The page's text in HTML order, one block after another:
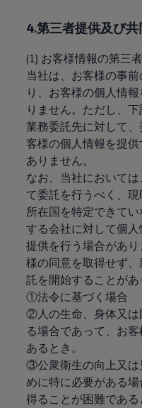
認定中古車
延長保証
9つの約束
スマート買取
キャンペーン/
フォルクスワーゲン
企業情報
会社概要
会社概要
正規ディ
倫理・リ
プレスリリース
2025
2024
2023
2022
2021
2020
2019
2018
2017
2016
2015
リコール関連情報
セーフティ マイ
4.第三者提供及び共
(1) お客様情報の第三
当社は、お客様の事
り、お客様の個人情
りません。ただし、
業務委託先に対して
客様の個人情報を提
ありません。
なお、当社において
て委託を行うべく、
所在国を特定できて
する会社に対して個
提供を行う場合があ
様の同意を取得せず
託を開始することがあ
①法令に基づく場合
②人の生命、身体又は
る場合であって、お
あるとき。
③公衆衛生の向上又は
めに特に必要がある
得ることが困難である